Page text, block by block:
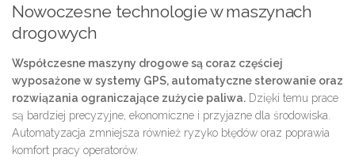
Nowoczesne technologie w maszynach
drogowych
Współczesne maszyny drogowe są coraz częściej
wyposażone w systemy GPS, automatyczne sterowanie oraz
rozwiązania ograniczające zużycie paliwa. Dzięki temu prace
są bardziej precyzyjne, ekonomiczne i przyjazne dla środowiska.
Automatyzacja zmniejsza również ryzyko błędów oraz poprawia
komfort pracy operatorów.